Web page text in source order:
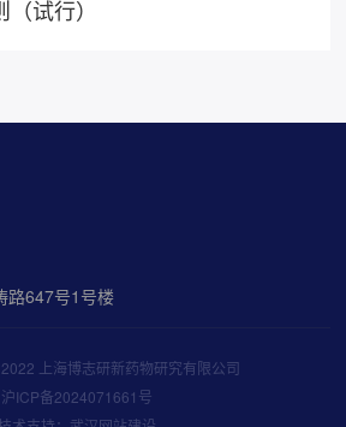
试行）
路647号1号楼
上海博志研新药物研究有限公司
沪ICP备2024071661号